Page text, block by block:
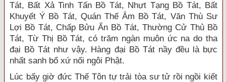
Tát, Bất Xả Tinh Tấn Bồ Tát, Nhựt Tạng Bồ Tát, Bất
Khuyết Ý Bồ Tát, Quán Thế Âm Bồ Tát, Văn Thù Sư
Lợi Bồ Tát, Chấp Bửu Ấn Bồ Tát, Thường Cử Thủ Bồ
Tát, Từ Thị Bồ Tát, có trăm ngàn muôn ức na do tha
đại Bồ Tát như vậy. Hàng đại Bồ Tát nầy đều là bực
nhất sanh bổ xứ nối ngôi Phật.
Lúc bấy giờ đức Thế Tôn tự trải tòa sư tử rồi ngồi kiết